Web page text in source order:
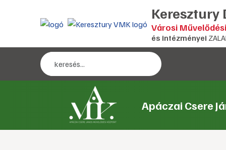
Keresztury
Városi
és intézményei
Apáczai Csere